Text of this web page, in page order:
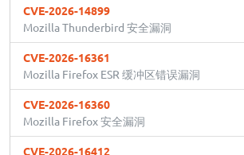
CVE-2026-14899
Mozilla Thunderbird 安全漏洞
CVE-2026-16361
Mozilla Firefox ESR 缓冲区错误漏洞
CVE-2026-16360
Mozilla Firefox 安全漏洞
CVE-2026-16412